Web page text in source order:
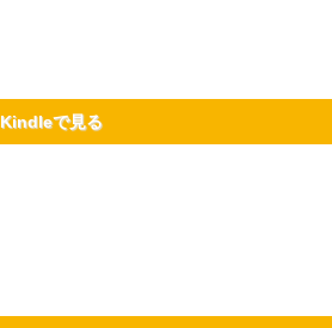
Kindleで見る